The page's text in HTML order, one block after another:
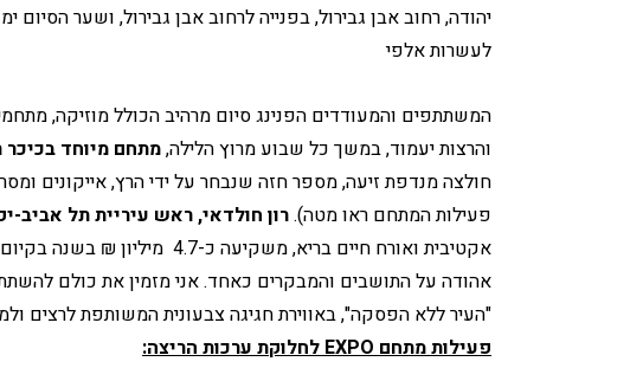
לעשרות אלפי
המשתתפים והמעודדים הפנינג סיום מרהיב הכולל מוזיקה,
והרצות יעמוד, במשך כל שבוע מרוץ הלילה, מתחם מיוחד בכיכר
פעילות המתחם ראו מטה).רון חולדאי, ראש עיריית תל אביב-
"העיר ללא הפסקה", באווירת חגיגה צבעונית המשותפת לרצים
פעילות מתחם EXPO לחלוקת ערכות הריצה: